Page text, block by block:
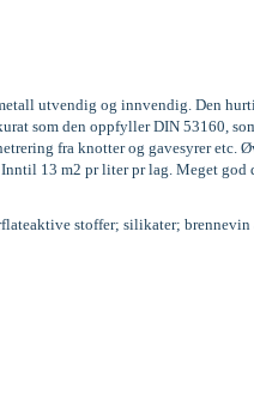
utvendig og innvendig. Den
som den oppfyller DIN 53160,
fra knotter og gavesyrer
13 m2 pr liter pr lag. Meget god
stoffer; silikater;